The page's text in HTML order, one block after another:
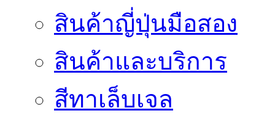
สินค้าญี่ปุ่นมือสอง
สินค้าและบริการ
สีทาเล็บเจล